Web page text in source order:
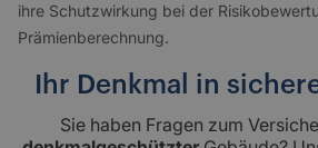
ihre Schutzwirkung bei der
Prämienberechnung.
Ihr Denkmal in
Sie haben Fragen zum